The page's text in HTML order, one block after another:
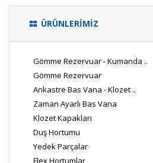
ÜRÜNLERİMİZ
Gömme Rezervuar - Kumanda ..
Gömme Rezervuar
Ankastre Bas Vana - Klozet ..
Zaman Ayarlı Bas Vana
Klozet Kapakları
Duş Hortumu
Yedek Parçalar
Flex Hortumlar